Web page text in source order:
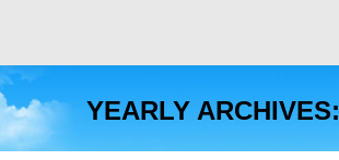
YEARLY ARCHIVES: